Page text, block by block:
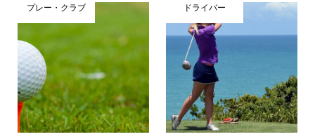
プレー・クラブ ドライバー